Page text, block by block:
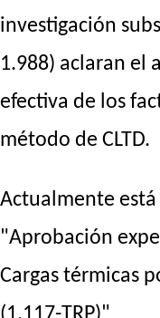
investigación
1.988) aclaran el
efectiva de los
método de CLTD.
Actualmente
"Aprobación
Cargas térmicas